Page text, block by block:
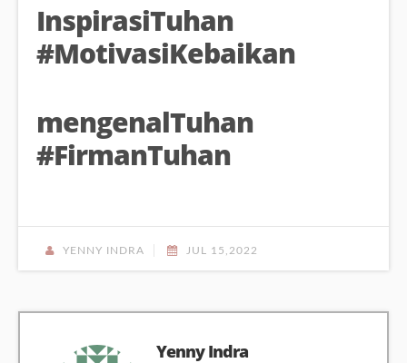
InspirasiTuhan
#MotivasiKebaikan
mengenalTuhan
#FirmanTuhan
YENNY INDRA JUL 15,2022
Yenny Indra